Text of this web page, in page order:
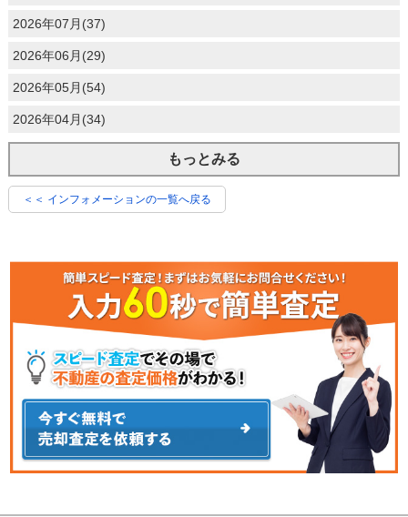
2026年07月(37)
2026年06月(29)
2026年05月(54)
2026年04月(34)
もっとみる
＜＜ インフォメーションの一覧へ戻る